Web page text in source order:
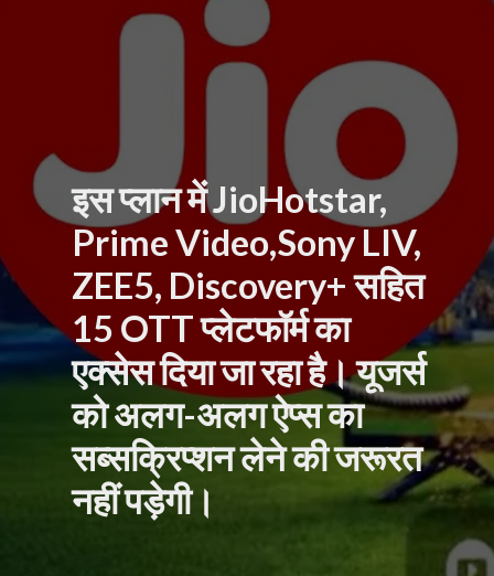
इस प्लान में JioHotstar,
Prime Video,Sony LIV,
ZEE5, Discovery+ सहित
15 OTT प्लेटफॉर्म का
एक्सेस दिया जा रहा है। यूजर्स
को अलग-अलग ऐप्स का
सब्सक्रिप्शन लेने की जरूरत
नहीं पड़ेगी।